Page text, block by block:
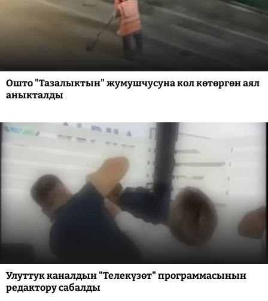
Ошто "Тазалыктын" жумушчусуна кол көтөргөн аял
аныкталды
Улуттук каналдын "Телекүзөт" программасынын
редактору сабалды